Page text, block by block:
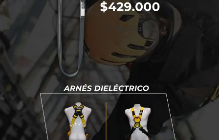
Compra Rápida